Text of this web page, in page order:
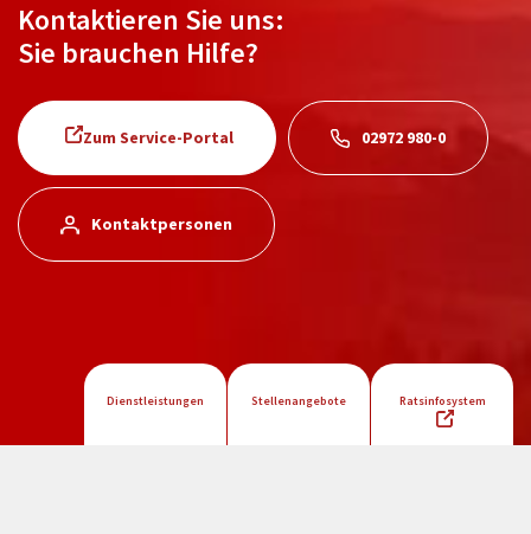
Kontaktieren Sie uns:
Sie brauchen Hilfe?
Zum Service-Portal 02972 980-0
Kontaktpersonen
Dienstleistungen Stellenangebote Ratsinfosystem